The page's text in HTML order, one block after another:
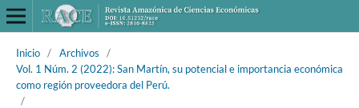
Inicio / Archivos
/
Vol. 1 Núm. 2 (2022): San Martín, su potencial e importancia económica
como región proveedora del Perú.
/